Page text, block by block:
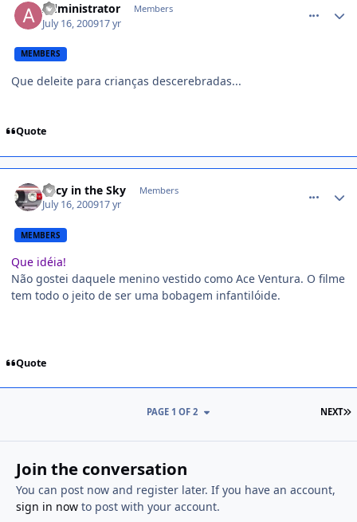
Administrator Members
July 16, 200917 yr
MEMBERS
Que deleite para crianças descerebradas...
Quote
Lucy in the Sky Members
July 16, 200917 yr
MEMBERS
Que idéia!
Não gostei daquele menino vestido como Ace Ventura. O filme
tem todo o jeito de ser uma bobagem infantilóide.
Quote
NEXT
PAGE 1 OF 2
Join the conversation
You can post now and register later. If you have an account,
sign in nowto post with your account.